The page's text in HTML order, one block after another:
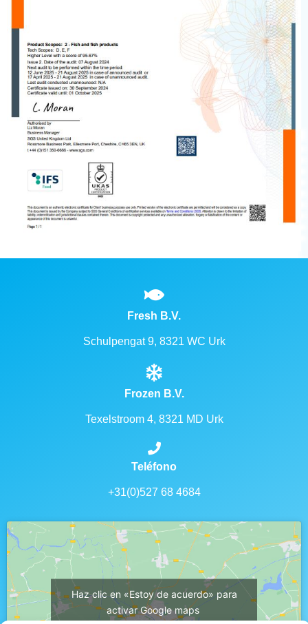
Fresh B.V.
Schulpengat 9, 8321 WC Urk
Frozen B.V.
Texelstroom 4, 8321 MD Urk
Teléfono
+31(0)527 68 4684
Haz clic en «Estoy de acuerdo» para
activar Google maps